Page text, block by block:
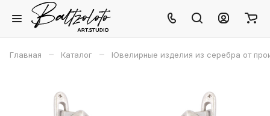
Главная – Каталог – Ювелирные изделия из серебра от